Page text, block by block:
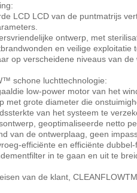
LCD LCD van de puntmatrijs
ontwerp, met
en veilige exploitatie
op verscheidene niveaus van
schone luchttechnologie:
low-power motor van het
met grote diameter die
van het systeem te
geoptimaliseerde netto
van de ontwerplaag, geen
efficiënte en efficiënte
in te gaan en uit te
van de klant,